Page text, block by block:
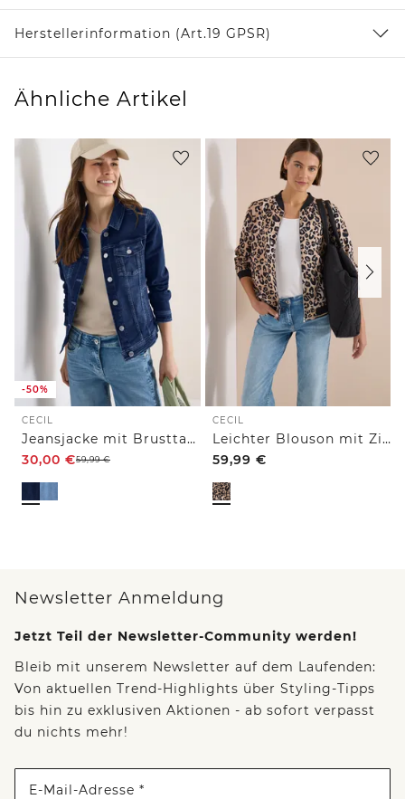
Herstellerinformation (Art.19 GPSR)
Ähnliche Artikel
-50%
CECIL
Jeansjacke mit Brusttaschen und Knöpfen
30,00 €59,99€
CECIL
Leichter Blouson mit Zipper und Leo-Print
59,99 €
Newsletter Anmeldung
Jetzt Teil der Newsletter-Community werden!
Bleib mit unserem Newsletter auf dem Laufenden:
Von aktuellen Trend-Highlights über Styling-Tipps
bis hin zu exklusiven Aktionen - ab sofort verpasst
du nichts mehr!
E-Mail-Adresse *